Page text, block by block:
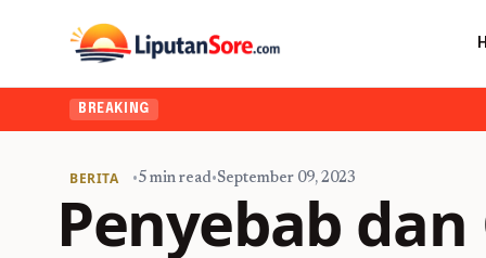
BREAKING
BERITA •5 min read•September 09, 2023
Penyebab